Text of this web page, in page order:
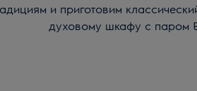
и приготовим
духовому шкафу с паром